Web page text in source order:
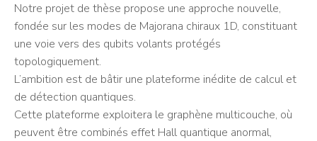
Notre projet de thèse propose une approche nouvelle,
fondée sur les modes de Majorana chiraux 1D, constituant
une voie vers des qubits volants protégés
topologiquement.
L’ambition est de bâtir une plateforme inédite de calcul et
de détection quantiques.
Cette plateforme exploitera le graphène multicouche, où
peuvent être combinés effet Hall quantique anormal,